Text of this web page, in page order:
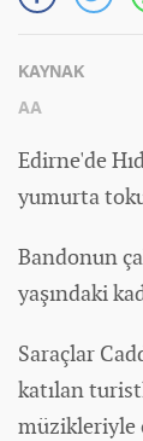
KAYNAK
AA
Edirne'de
yumurta
Bandonun
yaşındaki
Saraçlar
katılan
müzikleriyle